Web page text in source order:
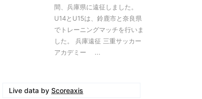
間、兵庫県に遠征しました。
U14とU15は、鈴鹿市と奈良県
でトレーニングマッチを行いま
した。 兵庫遠征 三重サッカー
アカデミー ...
Live data by Scoreaxis